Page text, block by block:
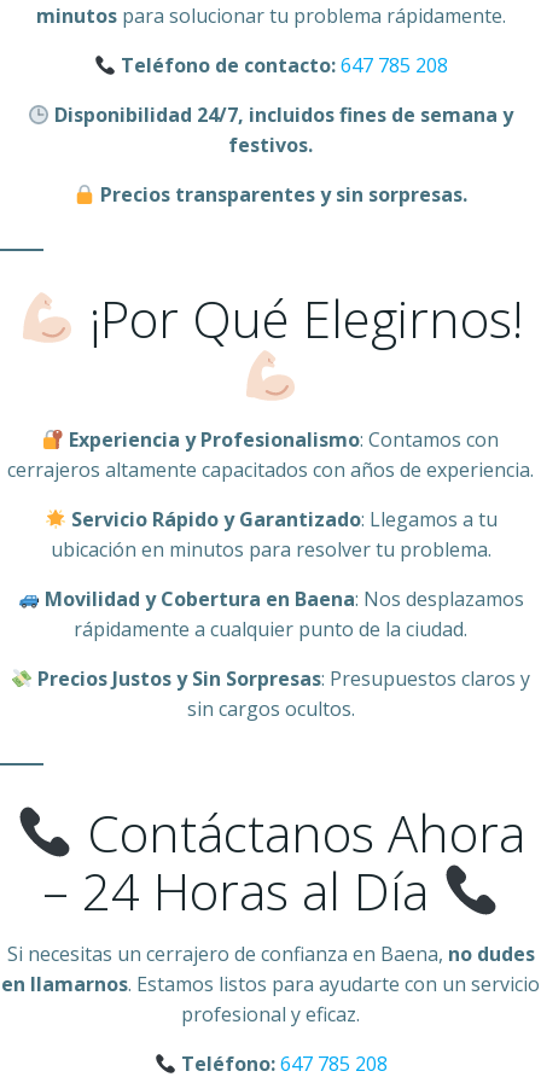
minutospara solucionar tu problema rápidamente.
Teléfono de contacto:647 785 208
Disponibilidad 24/7, incluidos fines de semana y
festivos.
Precios transparentes y sin sorpresas.
¡Por Qué Elegirnos!
Experiencia y Profesionalismo: Contamos con
cerrajeros altamente capacitados con años de experiencia.
Servicio Rápido y Garantizado: Llegamos a tu
ubicación en minutos para resolver tu problema.
Movilidad y Cobertura en Baena: Nos desplazamos
rápidamente a cualquier punto de la ciudad.
Precios Justos y Sin Sorpresas: Presupuestos claros y
sin cargos ocultos.
Contáctanos Ahora
– 24 Horas al Día
Si necesitas un cerrajero de confianza en Baena, no dudes
en llamarnos. Estamos listos para ayudarte con un servicio
profesional y eficaz.
Teléfono:647 785 208